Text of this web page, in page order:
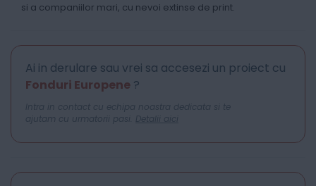
si a companiilor mari, cu nevoi extinse de print.
Ai in derulare sau vrei sa accesezi un proiect cu
Fonduri Europene ?
Intra in contact cu echipa noastra dedicata si te
ajutam cu urmatorii pasi. Detalii aici